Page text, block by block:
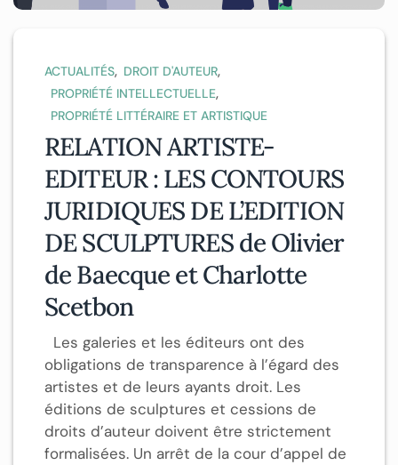
ACTUALITÉS, DROIT D'AUTEUR,
PROPRIÉTÉ INTELLECTUELLE,
PROPRIÉTÉ LITTÉRAIRE ET ARTISTIQUE
RELATION ARTISTE-
EDITEUR : LES CONTOURS
JURIDIQUES DE L’EDITION
DE SCULPTURES de Olivier
de Baecque et Charlotte
Scetbon
Les galeries et les éditeurs ont des
obligations de transparence à l’égard des
artistes et de leurs ayants droit. Les
éditions de sculptures et cessions de
droits d’auteur doivent être strictement
formalisées. Un arrêt de la cour d’appel de